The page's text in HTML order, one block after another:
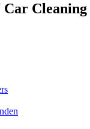
Car